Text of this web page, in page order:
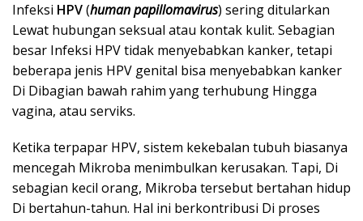
Infeksi HPV(human papillomavirus) sering ditularkan
Lewat hubungan seksual atau kontak kulit. Sebagian
besar Infeksi HPV tidak menyebabkan kanker, tetapi
beberapa jenis HPV genital bisa menyebabkan kanker
Di Dibagian bawah rahim yang terhubung Hingga
vagina, atau serviks.
Ketika terpapar HPV, sistem kekebalan tubuh biasanya
mencegah Mikroba menimbulkan kerusakan. Tapi, Di
sebagian kecil orang, Mikroba tersebut bertahan hidup
Di bertahun-tahun. Hal ini berkontribusi Di proses